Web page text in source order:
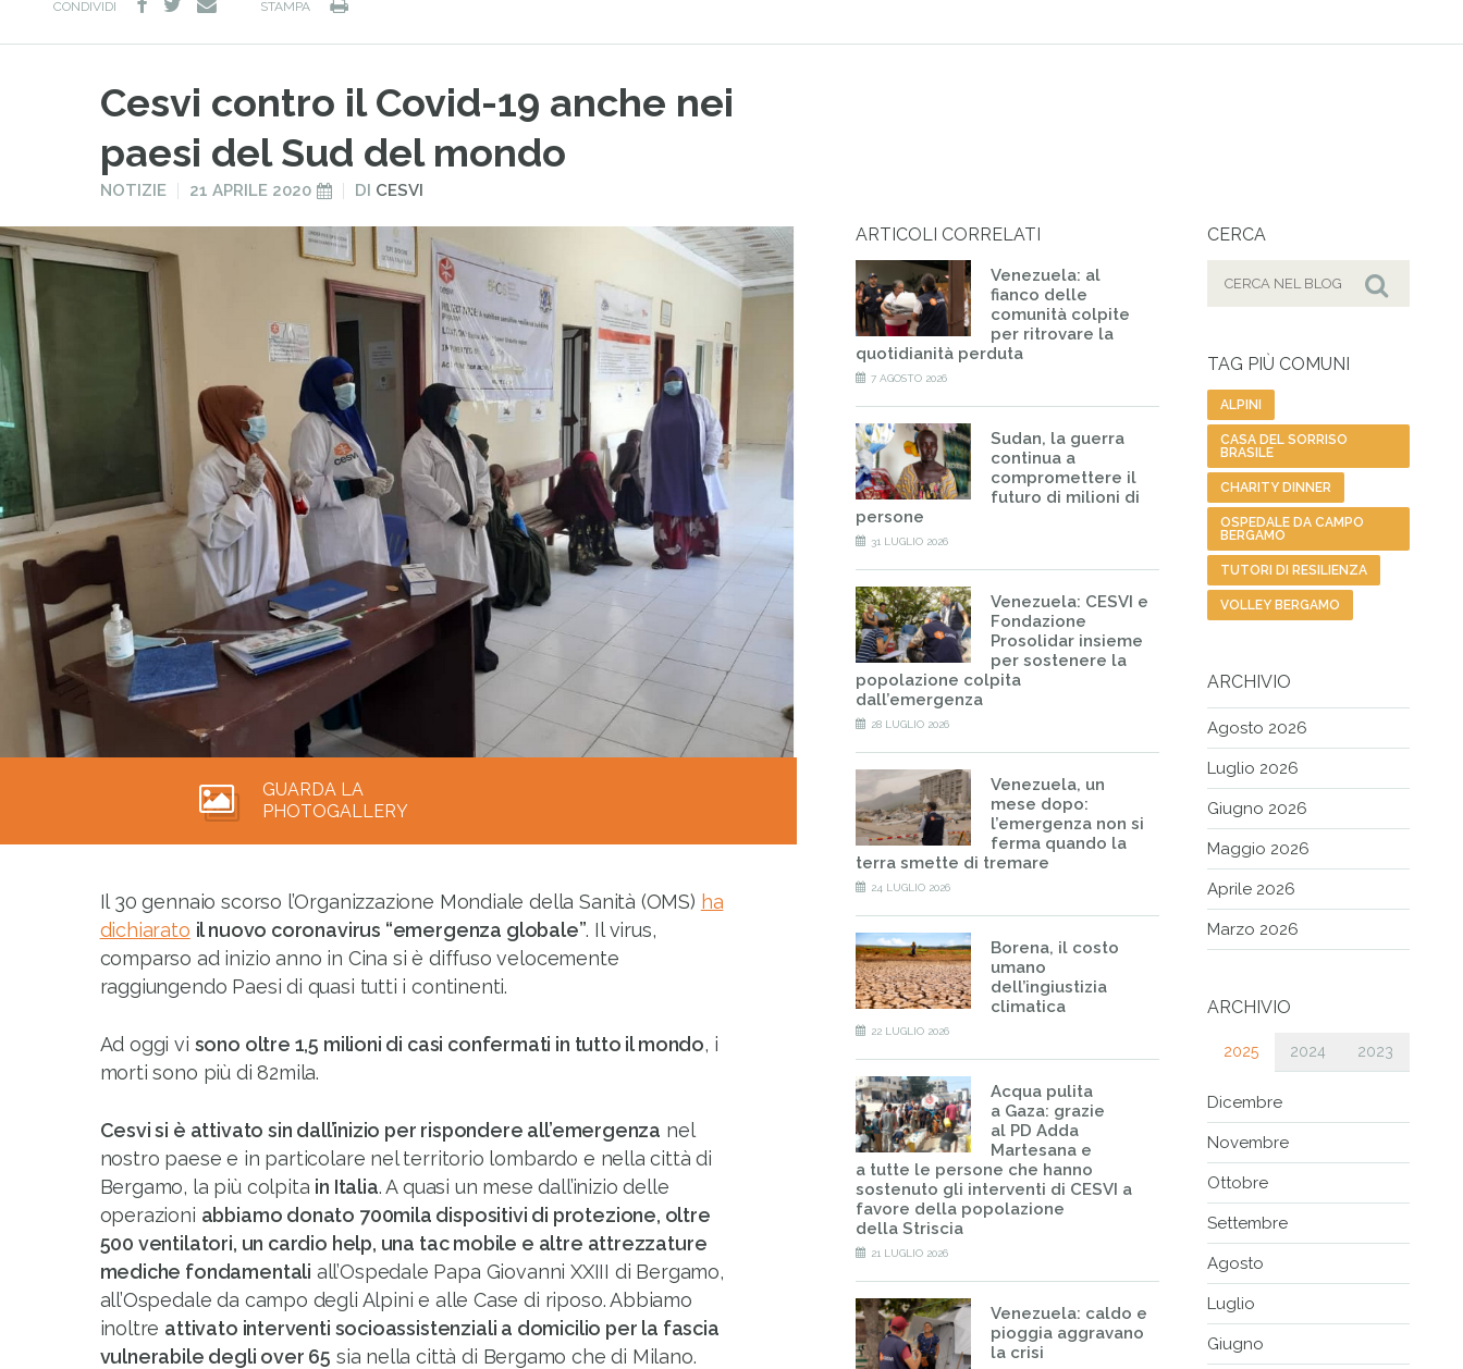
CONDIVIDI
e-
STAMPA
Cesvi contro il Covid-19 anche nei
paesi del Sud del mondo
PUBBLICATO
NOTIZIE
PUBBLICATO
21 APRILE 2020 DI CESVI
GUARDA LA
PHOTOGALLERY
Il 30 gennaio scorso l’Organizzazione Mondiale della Sanità (OMS) ha
dichiarato il nuovo coronavirus “emergenza globale”. Il virus,
comparso ad inizio anno in Cina si è diffuso velocemente
raggiungendo Paesi di quasi tutti i continenti.
Ad oggi vi sono oltre 1,5 milioni di casi confermati in tutto il mondo, i
morti sono più di 82mila.
Cesvi si è attivato sin dall’inizio per rispondere all’emergenza nel
nostro paese e in particolare nel territorio lombardo e nella città di
Bergamo, la più colpita in Italia. A quasi un mese dall’inizio delle
operazioni abbiamo donato 700mila dispositivi di protezione, oltre
500 ventilatori, un cardio help, una tac mobile e altre attrezzature
mediche fondamentali all’Ospedale Papa Giovanni XXIII di Bergamo,
all’Ospedale da campo degli Alpini e alle Case di riposo. Abbiamo
inoltre attivato interventi socioassistenziali a domicilio per la fascia
vulnerabile degli over 65 sia nella città di Bergamo che di Milano.
ARTICOLI CORRELATI
Venezuela: al
fianco delle
comunità colpite
per ritrovare la
quotidianità perduta
7 AGOSTO 2026
Sudan, la guerra
continua a
compromettere il
futuro di milioni di
persone
31 LUGLIO 2026
Venezuela: CESVI e
Fondazione
Prosolidar insieme
per sostenere la
popolazione colpita
dall’emergenza
28 LUGLIO 2026
Venezuela, un
mese dopo:
l’emergenza non si
ferma quando la
terra smette di tremare
24 LUGLIO 2026
Borena, il costo
umano
dell’ingiustizia
climatica
22 LUGLIO 2026
Acqua pulita
a Gaza: grazie
al PD Adda
Martesana e
a tutte le persone che hanno
sostenuto gli interventi di CESVI a
favore della popolazione
della Striscia
21 LUGLIO 2026
Venezuela: caldo e
pioggia aggravano
la crisi
CERCA
Cerca
TAG PIÙ COMUNI
ALPINI
CASA DEL SORRISO
BRASILE
CHARITY DINNER
OSPEDALE DA CAMPO
BERGAMO
TUTORI DI RESILIENZA
VOLLEY BERGAMO
ARCHIVIO
Agosto 2026
Luglio 2026
Giugno 2026
Maggio 2026
Aprile 2026
Marzo 2026
ARCHIVIO
2025 2024 2023
Dicembre
Novembre
Ottobre
Settembre
Agosto
Luglio
Giugno